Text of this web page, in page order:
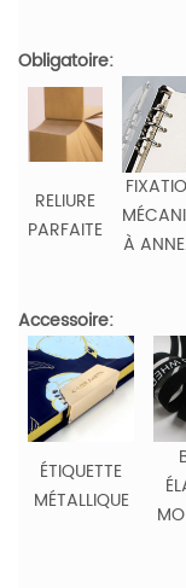
Obligatoire:
RELIURE
PARFAITE
À
Accessoire:
ÉTIQUETTE
MÉTALLIQUE